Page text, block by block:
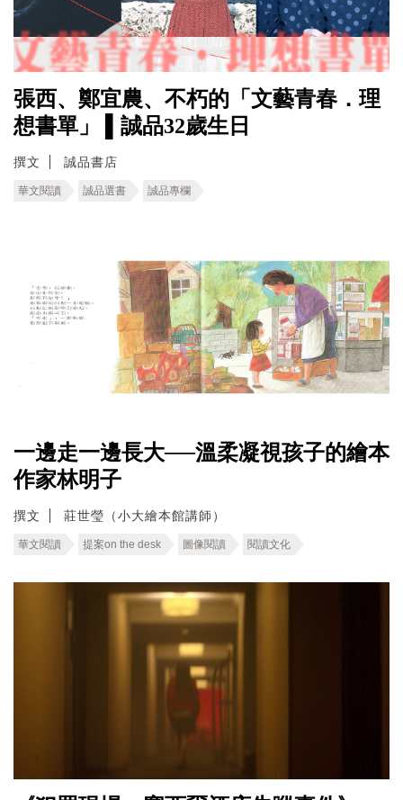
張西、鄭宜農、不朽的「文藝青春．理
想書單」 ▌誠品32歲生日
撰文 誠品書店
華文閱讀 誠品選書 誠品專欄
一邊走一邊長大──溫柔凝視孩子的繪本
作家林明子
撰文 莊世瑩（小大繪本館講師）
華文閱讀 提案on the desk 圖像閱讀 閱讀文化